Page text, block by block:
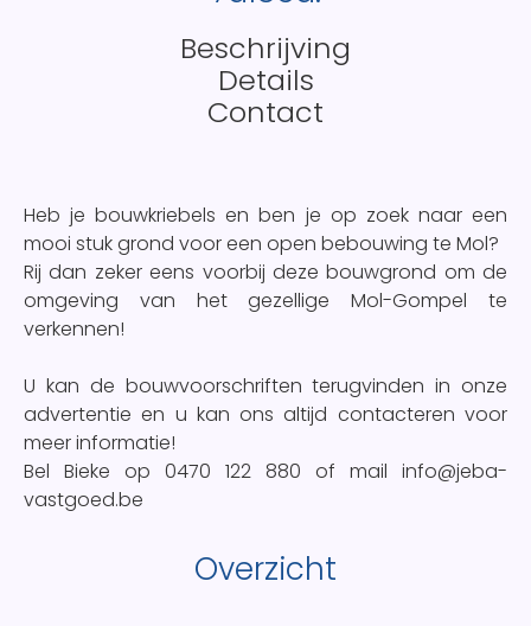
Beschrijving
Details
Contact
Heb je bouwkriebels en ben je op zoek naar een
mooi stuk grond voor een open bebouwing te Mol?
Rij dan zeker eens voorbij deze bouwgrond om de
omgeving van het gezellige Mol-Gompel te
verkennen!
U kan de bouwvoorschriften terugvinden in onze
advertentie en u kan ons altijd contacteren voor
meer informatie!
Bel Bieke op 0470 122 880 of mail info@jeba-
vastgoed.be
Overzicht